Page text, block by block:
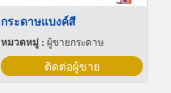
กระดาษแบงค์สี
หมวดหมู่ : ผู้ขายกระดาษ
ติดต่อผู้ขาย